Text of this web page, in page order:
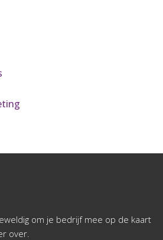
om je bedrijf mee op de kaart
over.